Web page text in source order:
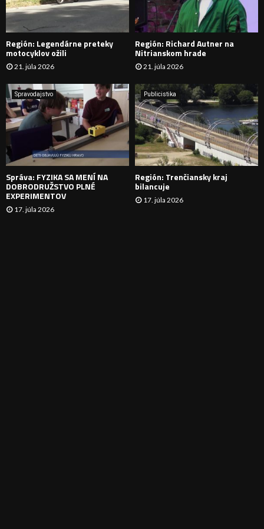
D
A
N
I
E
Región: Legendárne preteky
motocyklov ožili
21. júla 2026
Región: Richard Autner na
Nitrianskom hrade
21. júla 2026
Spravodajstvo
Správa: FYZIKA SA MENÍ NA
DOBRODRUŽSTVO PLNÉ
EXPERIMENTOV
17. júla 2026
Publicistika
Región: Trenčiansky kraj
bilancuje
17. júla 2026